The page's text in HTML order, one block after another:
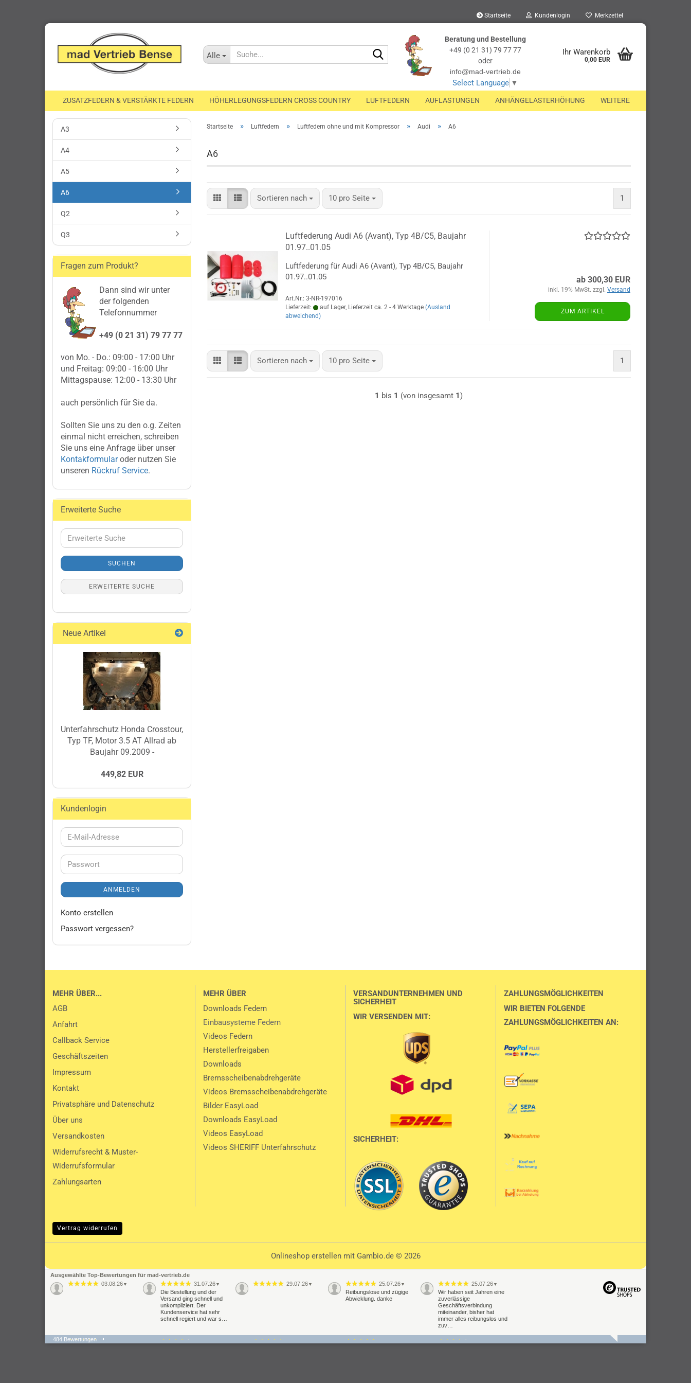
Startseite Kundenlogin Merkzettel
Alle
Suche...
Beratung und Bestellung
+49 (0 21 31) 79 77 77
oder
info@mad-vertrieb.de
Select Language ▼
Ihr Warenkorb
0,00 EUR
ZUSATZFEDERN & VERSTÄRKTE FEDERN HÖHERLEGUNGSFEDERN CROSS COUNTRY LUFTFEDERN AUFLASTUNGEN ANHÄNGELASTERHÖHUNG WEITERE
Startseite » Luftfedern » Luftfedern ohne und mit Kompressor » Audi » A6
A6
Sortieren nach
Sortieren nach 10 pro Seite
pro Seite 1
Luftfederung Audi A6 (Avant), Typ 4B/C5, Baujahr
01.97..01.05
Luftfederung für Audi A6 (Avant), Typ 4B/C5, Baujahr
01.97..01.05
Art.Nr.: 3-NR-197016
Lieferzeit:
auf Lager, Lieferzeit ca. 2 - 4 Werktage (Ausland
abweichend)
ab 300,30 EUR
inkl. 19% MwSt. zzgl. Versand
ZUM ARTIKEL
Sortieren nach
Sortieren nach 10 pro Seite
pro Seite 1
1 bis 1 (von insgesamt 1)
A3
A4
A5
A6
Q2
Q3
Fragen zum Produkt?
Dann sind wir unter
der folgenden
Telefonnummer
+49 (0 21 31) 79 77 77
von Mo. - Do.: 09:00 - 17:00 Uhr
und Freitag: 09:00 - 16:00 Uhr
Mittagspause: 12:00 - 13:30 Uhr
auch persönlich für Sie da.
Sollten Sie uns zu den o.g. Zeiten
einmal nicht erreichen, schreiben
Sie uns eine Anfrage über unser
Kontakformularoder nutzen Sie
unseren Rückruf Service.
Erweiterte Suche
Erweiterte
Suche
SUCHEN
ERWEITERTE SUCHE
Neue Artikel
Unterfahrschutz Honda Crosstour,
Typ TF, Motor 3.5 AT Allrad ab
Baujahr 09.2009 -
449,82 EUR
Kundenlogin
E-
Mail-
Passwort
ANMELDEN
Konto erstellen
Passwort vergessen?
MEHR ÜBER...
AGB
Anfahrt
Callback Service
Geschäftszeiten
Impressum
Kontakt
Privatsphäre und Datenschutz
Über uns
Versandkosten
Widerrufsrecht & Muster-
Widerrufsformular
Zahlungsarten
MEHR ÜBER
Downloads Federn
Einbausysteme Federn
Videos Federn
Herstellerfreigaben
Downloads
Bremsscheibenabdrehgeräte
Videos Bremsscheibenabdrehgeräte
Bilder EasyLoad
Downloads EasyLoad
Videos EasyLoad
Videos SHERIFF Unterfahrschutz
VERSANDUNTERNEHMEN UND
SICHERHEIT
WIR VERSENDEN MIT:
SICHERHEIT:
ZAHLUNGSMÖGLICHKEITEN
WIR BIETEN FOLGENDE
ZAHLUNGSMÖGLICHKEITEN AN:
Vertrag widerrufen
Onlineshop erstellenmit Gambio.de © 2026
Ausgewählte Top-Bewertungen für mad-vertrieb.de
03.08.26 ▼ 31.07.26 ▼
Die Bestellung und der
Versand ging schnell und
unkompliziert. Der
Kundenservice hat sehr
schnell regiert und war s…
29.07.26 ▼ 25.07.26 ▼
Reibungslose und zügige
Abwicklung. danke
25.07.26 ▼
Wir haben seit Jahren eine
zuverlässige
Geschäftsverbindung
miteinander, bisher hat
immer alles reibungslos und
zuv…
22.07.26 ▼ ▼ ▼ ▼ ▼
484 Bewertungen